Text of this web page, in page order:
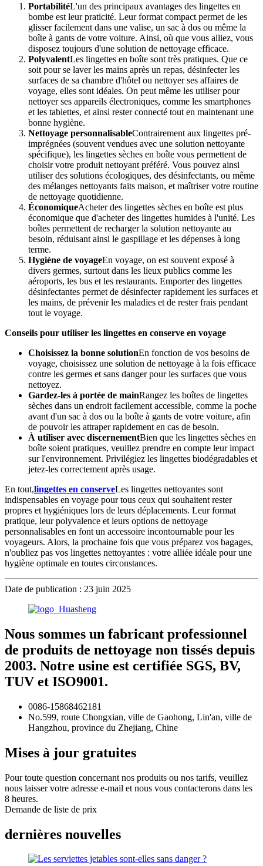
PortabilitéL'un des principaux avantages des lingettes en
bombe est leur praticité. Leur format compact permet de les
glisser facilement dans une valise, un sac à dos ou même la
boîte à gants de votre voiture. Ainsi, où que vous alliez, vous
disposez toujours d'une solution de nettoyage efficace.
PolyvalentLes lingettes en boîte sont très pratiques. Que ce
soit pour se laver les mains après un repas, désinfecter les
surfaces de sa chambre d'hôtel ou nettoyer ses affaires de
voyage, elles sont idéales. On peut même les utiliser pour
nettoyer ses appareils électroniques, comme les smartphones
et les tablettes, et ainsi rester connecté tout en maintenant une
bonne hygiène.
Nettoyage personnalisableContrairement aux lingettes pré-
imprégnées (souvent vendues avec une solution nettoyante
spécifique), les lingettes sèches en boîte vous permettent de
choisir votre produit nettoyant préféré. Vous pouvez ainsi
utiliser des solutions écologiques, des désinfectants, ou même
des mélanges nettoyants faits maison, et maîtriser votre routine
de nettoyage quotidienne.
ÉconomiqueAcheter des lingettes sèches en boîte est plus
économique que d'acheter des lingettes humides à l'unité. Les
boîtes permettent de recharger la solution nettoyante au
besoin, réduisant ainsi le gaspillage et les dépenses à long
terme.
Hygiène de voyageEn voyage, on est souvent exposé à
divers germes, surtout dans les lieux publics comme les
aéroports, les bus et les restaurants. Emporter des lingettes
désinfectantes permet de désinfecter rapidement les surfaces et
les mains, de prévenir les maladies et de rester frais pendant
tout le voyage.
Conseils pour utiliser les lingettes en conserve en voyage
Choisissez la bonne solutionEn fonction de vos besoins de
voyage, choisissez une solution de nettoyage à la fois efficace
contre les germes et sans danger pour les surfaces que vous
nettoyez.
Gardez-les à portée de mainRangez les boîtes de lingettes
sèches dans un endroit facilement accessible, comme la poche
avant d'un sac à dos ou la boîte à gants de votre voiture, afin
de pouvoir les attraper rapidement en cas de besoin.
À utiliser avec discernementBien que les lingettes sèches en
boîte soient pratiques, veuillez prendre en compte leur impact
sur l'environnement. Privilégiez les lingettes biodégradables et
jetez-les correctement après usage.
En tout,lingettes en conserveLes lingettes nettoyantes sont
indispensables en voyage pour tous ceux qui souhaitent rester
propres et hygiéniques lors de leurs déplacements. Leur format
pratique, leur polyvalence et leurs options de nettoyage
personnalisables en font un accessoire incontournable pour les
voyageurs. Alors, la prochaine fois que vous préparez vos bagages,
n'oubliez pas vos lingettes nettoyantes : votre alliée idéale pour une
hygiène optimale en toutes circonstances.
Date de publication : 23 juin 2025
Nous sommes un fabricant professionnel
de produits de nettoyage non tissés depuis
2003. Notre usine est certifiée SGS, BV,
TUV et ISO9001.
0086-15868462181
No.599, route Chongxian, ville de Gaohong, Lin'an, ville de
Hangzhou, province du Zhejiang, Chine
Mises à jour gratuites
Pour toute question concernant nos produits ou nos tarifs, veuillez
nous laisser votre adresse e-mail et nous vous contacterons dans les
8 heures.
Demande de liste de prix
dernières nouvelles